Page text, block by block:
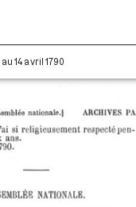
14 avril 1790